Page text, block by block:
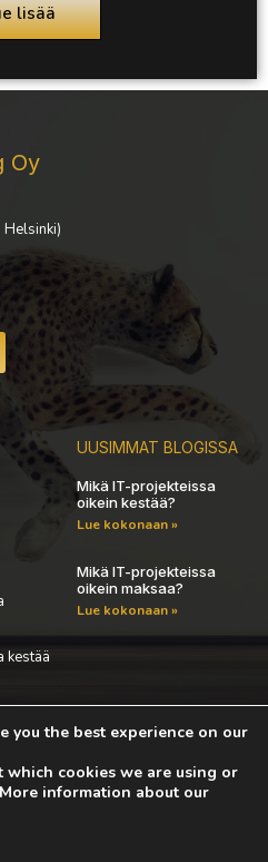
lisää
Oy
Helsinki)
kestää
UUSIMMAT BLOGISSA
Mikä IT-projekteissa
oikein kestää?
Lue kokonaan »
Mikä IT-projekteissa
oikein maksaa?
Lue kokonaan »
reserved 2021
you the best experience on our
which cookies we are using or
information about our
Banner